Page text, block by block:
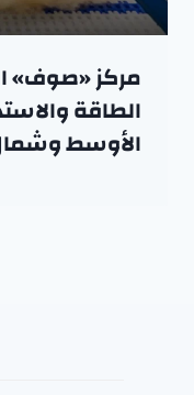
مركز «صوف»
الطاقة
الأوسط